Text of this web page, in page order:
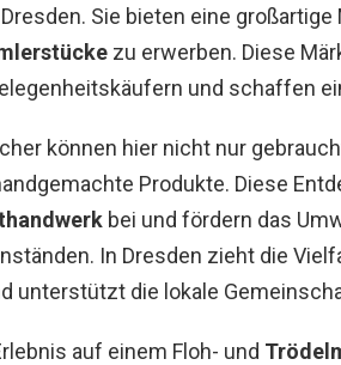
Sie bieten eine großartige
zu erwerben. Diese
und schaffen
können hier nicht nur
Produkte. Diese
bei und fördern das
In Dresden zieht die
unterstützt die lokale
auf einem Floh- und